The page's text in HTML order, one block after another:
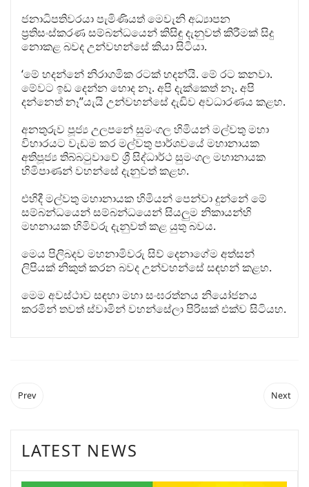
ජනාධිපතිවරයා පැමිණියත් මෙවැනි අධ්‍යාපන
ප්‍රතිසංස්කරණ සම්බන්ධයෙන් කිසිඳු දැනුවත් කිරීමක් සිදු
නොකළ බවද උන්වහන්සේ කියා සිටියා.
‘මේ හදන්නේ නිරාගමික රටක් හදන්යි. මේ රට කනවා.
මේවට ඉඩ දෙන්න හොද නෑ. අපි දැක්කෙත් නෑ. අපි
දන්නෙත් නෑ”යැයි උන්වහන්සේ දැඩිව අවධාරණය කළහ.
අනතුරුව පූජ්‍ය උලපනේ සුමංගල හිමියන් මල්වතු මහා
විහාරයට වැඩම කර මල්වතු පාර්ශවයේ මහානායක
අතිපූජ්‍ය තිබ්බටුවාවේ ශ්‍රී සිද්ධාර්ථ සුමංගල මහානායක
හිමිපාණන් වහන්සේ දැනුවත් කළහ.
එහිදී මල්වතු මහානායක හිමියන් පෙන්වා දුන්නේ මේ
සම්බන්ධයෙන් සම්බන්ධයෙන් සියලුම නිකායන්හි
මහනායක හිමිවරු දැනුවත් කළ යුතු බවය.
මෙය පිලිබදව මහනාමිවරු සිව් දෙනාගේම අත්සන්
ලිපියක් නිකුත් කරන බවද උන්වහන්සේ සඳහන් කළහ.
මෙම අවස්ථාව සඳහා මහා සංඝරත්නය නියෝජනය
කරමින් තවත් ස්වාමින් වහන්සේලා පිරිසක් එක්ව සිටියහ.
Prev Next
LATEST NEWS